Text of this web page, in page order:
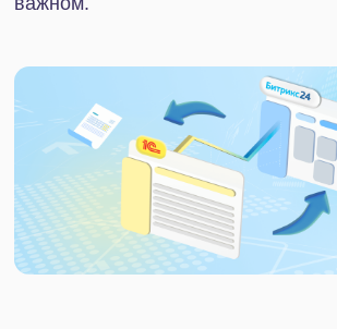
Например, настроить процессы можно так, чтобы
документов». Счет будет зафиксирован в
таймлайне Сделки на стороне Битрикс24,
благодаря чему можно быстро отследить факт
его создания и ознакомиться с ним.
Синхронизация смарт-процессов
Инструмент настраивает синхронизацию
элементов смарт-процессов Битрикс24 с
объектами в 1С. Информация о корректировке